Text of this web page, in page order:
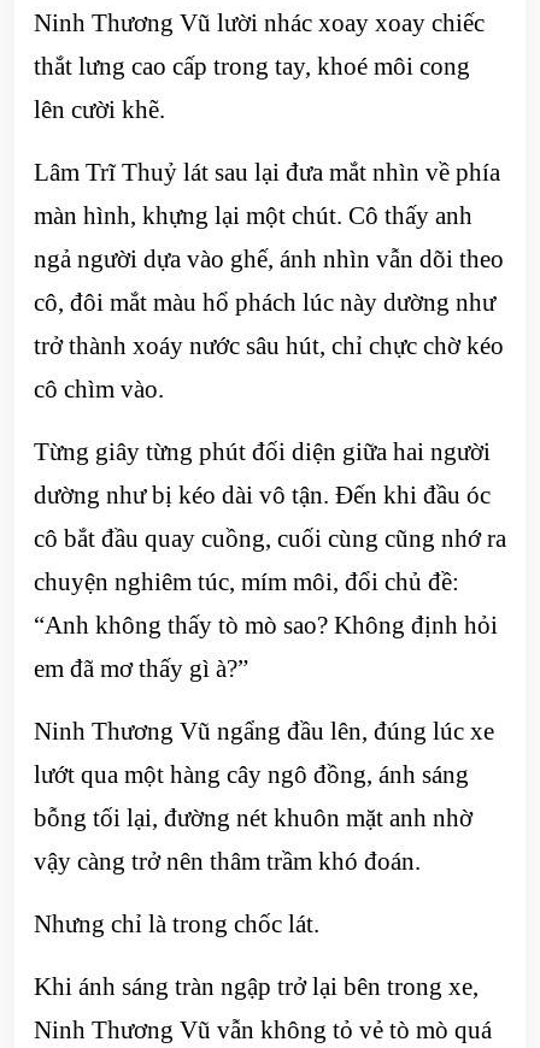
Ninh Thương Vũ lười nhác xoay xoay chiếc
thắt lưng cao cấp trong tay, khoé môi cong
lên cười khẽ.
Lâm Trĩ Thuỷ lát sau lại đưa mắt nhìn về phía
màn hình, khựng lại một chút. Cô thấy anh
ngả người dựa vào ghế, ánh nhìn vẫn dõi theo
cô, đôi mắt màu hổ phách lúc này dường như
trở thành xoáy nước sâu hút, chỉ chực chờ kéo
cô chìm vào.
Từng giây từng phút đối diện giữa hai người
dường như bị kéo dài vô tận. Đến khi đầu óc
cô bắt đầu quay cuồng, cuối cùng cũng nhớ ra
chuyện nghiêm túc, mím môi, đổi chủ đề:
“Anh không thấy tò mò sao? Không định hỏi
em đã mơ thấy gì à?”
Ninh Thương Vũ ngẩng đầu lên, đúng lúc xe
lướt qua một hàng cây ngô đồng, ánh sáng
bỗng tối lại, đường nét khuôn mặt anh nhờ
vậy càng trở nên thâm trầm khó đoán.
Nhưng chỉ là trong chốc lát.
Khi ánh sáng tràn ngập trở lại bên trong xe,
Ninh Thương Vũ vẫn không tỏ vẻ tò mò quá